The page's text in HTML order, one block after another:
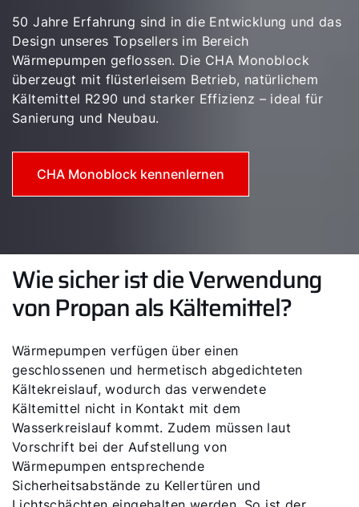
50 Jahre Erfahrung sind in die Entwicklung und das
Design unseres Topsellers im Bereich
Wärmepumpen geflossen. Die CHA Monoblock
überzeugt mit flüsterleisem Betrieb, natürlichem
Kältemittel R290 und starker Effizienz – ideal für
Sanierung und Neubau.
CHA Monoblock kennenlernen
Wie sicher ist die Verwendung
von Propan als Kältemittel?
Wärmepumpen verfügen über einen
geschlossenen und hermetisch abgedichteten
Kältekreislauf, wodurch das verwendete
Kältemittel nicht in Kontakt mit dem
Wasserkreislauf kommt. Zudem müssen laut
Vorschrift bei der Aufstellung von
Wärmepumpen entsprechende
Sicherheitsabstände zu Kellertüren und
Servus!
Wie können wir Ihnen helfen?
Service kontaktieren
Produktberatung
Fachhandwerker finden